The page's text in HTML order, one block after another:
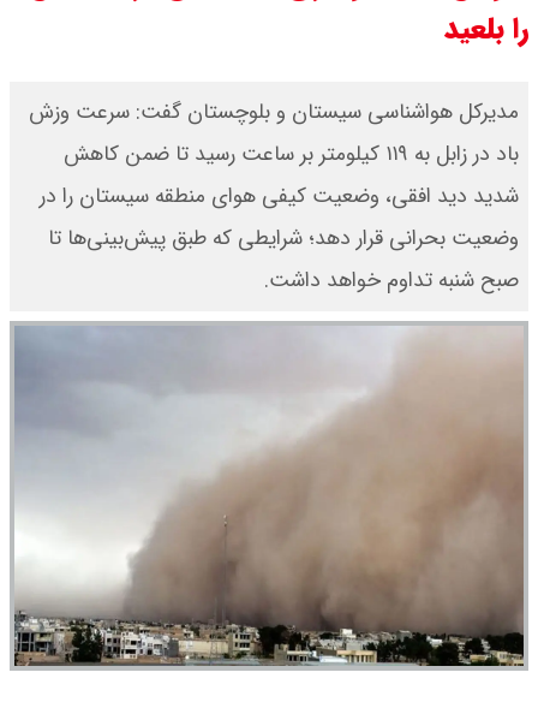
+ جدول
قیمت خودروهای سایپا امروز دوشنبه
۱۹ مرداد ۱۴۰۵ / قیمت چانگان چند؟ +
جدول
قیمت خودرو‌های ایران خودرو امروز
۲۰۷ چند ؟ + جدول
را بلعید
مدیرکل هواشناسی سیستان و بلوچستان گفت: سرعت وزش
باد در زابل به ۱۱۹ کیلومتر بر ساعت رسید تا ضمن کاهش
شدید دید افقی، وضعیت کیفی هوای منطقه سیستان را در
وضعیت بحرانی قرار دهد؛ شرایطی که طبق پیش‌بینی‌ها تا
صبح شنبه تداوم خواهد داشت.